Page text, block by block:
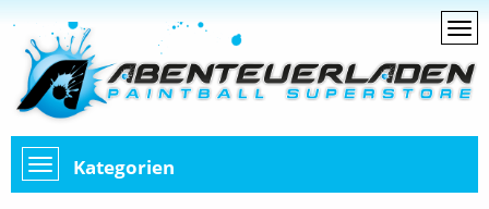
Kategorien